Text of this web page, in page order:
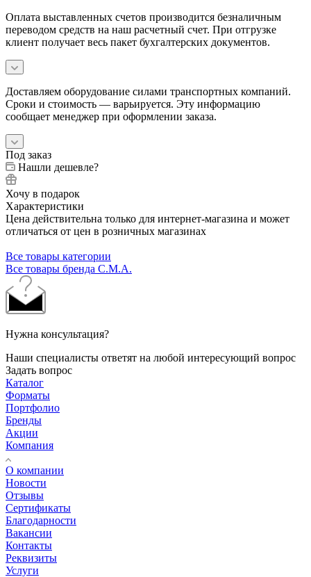
Оплата выставленных счетов производится безналичным
переводом средств на наш расчетный счет. При отгрузке
клиент получает весь пакет бухгалтерских документов.
Доставляем оборудование силами транспортных компаний.
Сроки и стоимость — варьируется. Эту информацию
сообщает менеджер при оформлении заказа.
Под заказ
Нашли дешевле?
Хочу в подарок
Характеристики
Цена действительна только для интернет-магазина и может
отличаться от цен в розничных магазинах
Все товары категории
Все товары бренда C.M.A.
Нужна консультация?
Наши специалисты ответят на любой интересующий вопрос
Задать вопрос
Каталог
Форматы
Портфолио
Бренды
Акции
Компания
О компании
Новости
Отзывы
Сертификаты
Благодарности
Вакансии
Контакты
Реквизиты
Услуги